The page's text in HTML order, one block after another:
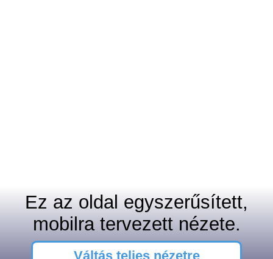
Ez az oldal egyszerűsített,
mobilra tervezett nézete.
Váltás teljes nézetre